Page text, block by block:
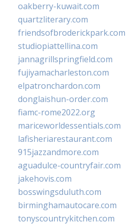
oakberry-kuwait.com
quartzliterary.com
friendsofbroderickpark.com
studiopiattellina.com
jannagrillspringfield.com
fujiyamacharleston.com
elpatronchardon.com
donglaishun-order.com
fiamc-rome2022.org
mariceworldessentials.com
lafisheriarestaurant.com
915jazzandmore.com
aguadulce-countryfair.com
jakehovis.com
bosswingsduluth.com
birminghamautocare.com
tonyscountrykitchen.com